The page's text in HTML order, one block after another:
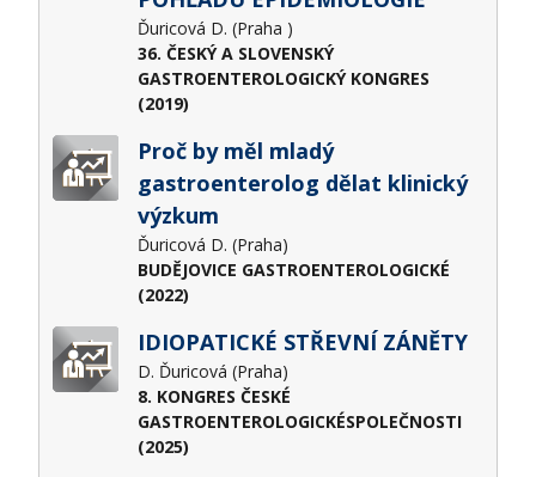
Ďuricová D. (Praha )
36. ČESKÝ A SLOVENSKÝ
GASTROENTEROLOGICKÝ KONGRES
(2019)
Proč by měl mladý
gastroenterolog dělat klinický
výzkum
Ďuricová D. (Praha)
BUDĚJOVICE GASTROENTEROLOGICKÉ
(2022)
IDIOPATICKÉ STŘEVNÍ ZÁNĚTY
D. Ďuricová (Praha)
8. KONGRES ČESKÉ
GASTROENTEROLOGICKÉSPOLEČNOSTI
(2025)